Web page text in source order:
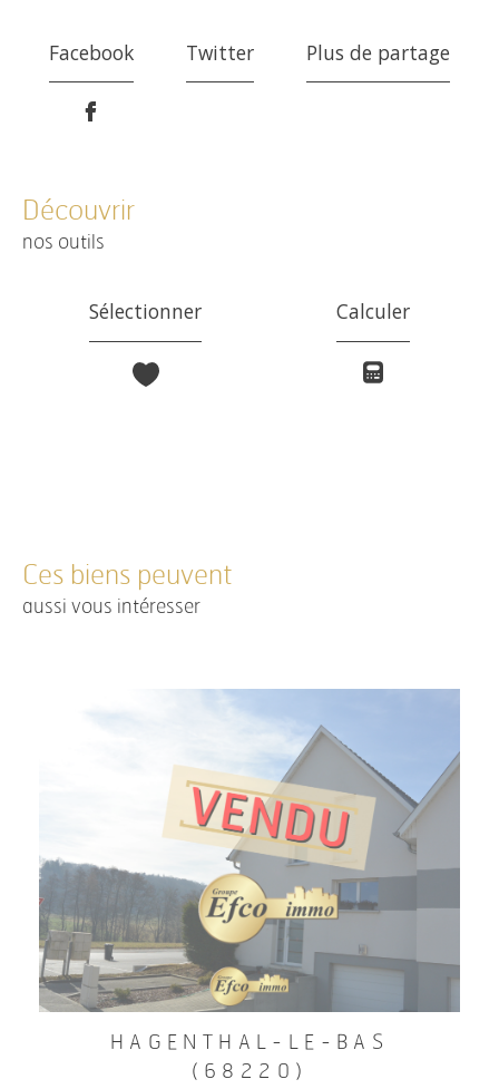
Facebook Twitter Plus de partage
découvrir
nos outils
Sélectionner Calculer
Ces biens peuvent
aussi vous intéresser
HAGENTHAL-LE-BAS
(68220)